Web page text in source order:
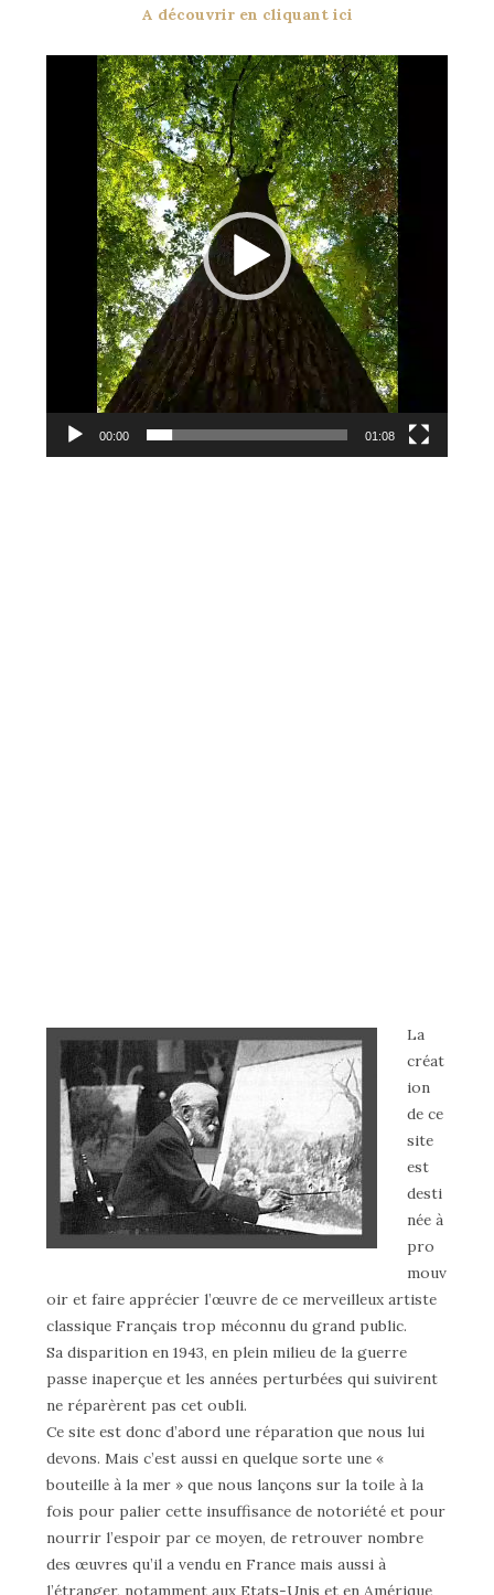
A découvrir en cliquant ici
Lecteur
vidéo
00:00 01:08
La
créat
ion
de ce
site
est
desti
née à
pro
mouv
oir et faire apprécier l’œuvre de ce merveilleux artiste
classique Français trop méconnu du grand public.
Sa disparition en 1943, en plein milieu de la guerre
passe inaperçue et les années perturbées qui suivirent
ne réparèrent pas cet oubli.
Ce site est donc d’abord une réparation que nous lui
devons. Mais c’est aussi en quelque sorte une «
bouteille à la mer » que nous lançons sur la toile à la
fois pour palier cette insuffisance de notoriété et pour
nourrir l’espoir par ce moyen, de retrouver nombre
des œuvres qu’il a vendu en France mais aussi à
l’étranger, notamment aux Etats-Unis et en Amérique